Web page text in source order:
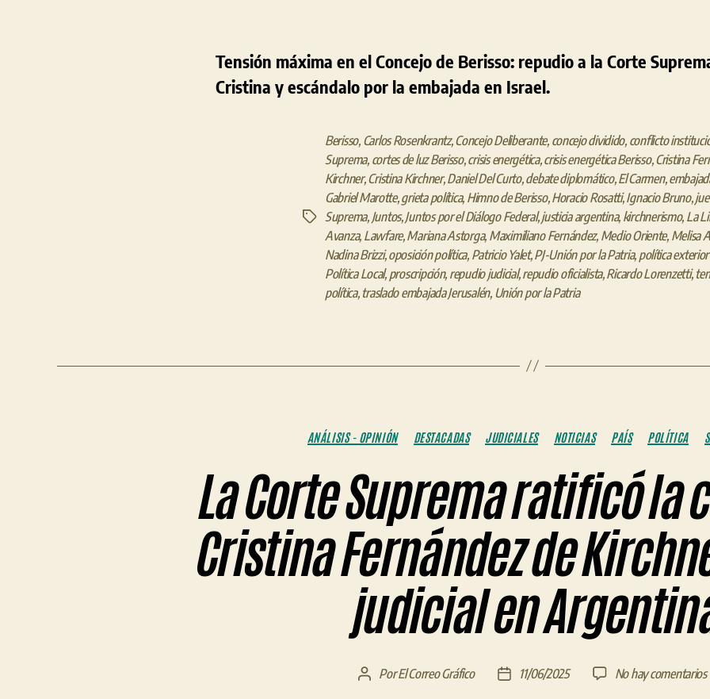
Tensión máxima en el Concejo de Berisso: repudio a la Corte
Cristina y escándalo por la embajada en Israel.
Etiquetas
Berisso, Carlos Rosenkrantz,Concejo Deliberante, concejo dividido, conflicto
Suprema, cortes de luz Berisso,crisis energética,crisis energética Berisso,Cristina
Kirchner,Cristina Kirchner,Daniel Del Curto,debate diplomático,El Carmen,
Gabriel Marotte,grieta política, Himno de Berisso,Horacio Rosatti,Ignacio Bruno,
Suprema, Juntos,Juntos por el Diálogo Federal,justicia argentina, kirchnerismo, La
Avanza, Lawfare,Mariana Astorga, Maximiliano Fernández, Medio Oriente, Melisa
Nadina Brizzi,oposición política, Patricio Yalet,PJ-Unión por la Patria, política
Política Local, proscripción, repudio judicial,repudio oficialista,Ricardo Lorenzetti,
política, traslado embajada Jerusalén, Unión por la Patria
Categorías
ANÁLISIS - OPINIÓN DESTACADAS JUDICIALES NOTICIAS PAÍS POLÍTICA
La Corte Suprema ratificó la
Cristina Fernández de
judicial en
Autor
PorEl Correo Gráfico
Fecha11/06/2025 No hay comentariosen